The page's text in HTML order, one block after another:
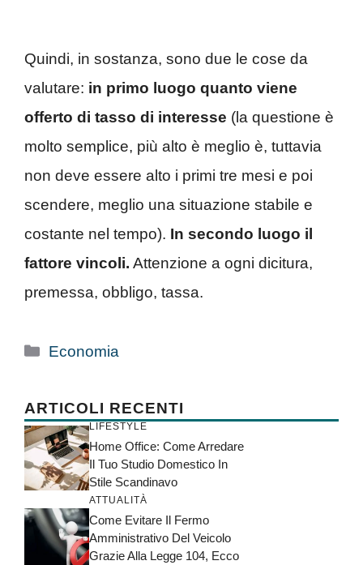
Quindi, in sostanza, sono due le cose da
valutare: in primo luogo quanto viene
offerto di tasso di interesse (la questione è
molto semplice, più alto è meglio è, tuttavia
non deve essere alto i primi tre mesi e poi
scendere, meglio una situazione stabile e
costante nel tempo). In secondo luogo il
fattore vincoli. Attenzione a ogni dicitura,
premessa, obbligo, tassa.
Categorie
Economia
ARTICOLI RECENTI
LIFESTYLE
Home Office: Come Arredare
Il Tuo Studio Domestico In
Stile Scandinavo
ATTUALITÀ
Come Evitare Il Fermo
Amministrativo Del Veicolo
Grazie Alla Legge 104, Ecco